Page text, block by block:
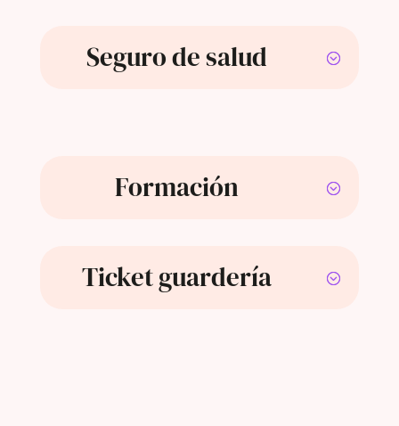
Seguro de salud
Formación
Ticket guardería